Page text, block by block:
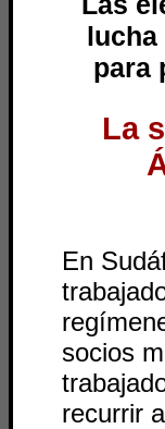
lucha
para
La
En
socios
recurrir